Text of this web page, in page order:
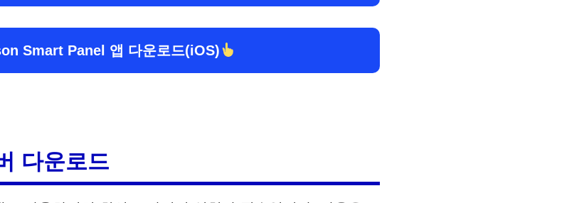
Smart Panel 앱 다운로드(iOS)
다운로드